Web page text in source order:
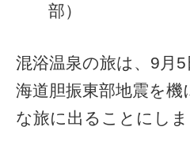
部）
混浴温泉の旅は、9月
海道胆振東部地震を機
な旅に出ることにしま